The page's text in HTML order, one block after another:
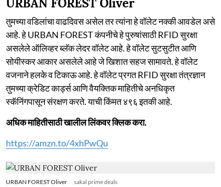
तुमच्या वडिलांचा वाढदिवस असेल तर त्यांना हे वॉलेट नक्की आवडेल असे
आहे. हे URBAN FOREST कंपनीचे हे पुरुषांसाठी RFID सुरक्षा
असलेले ऑलिव्हर ब्लॅक लेदर वॉलेट आहे. हे वॉलेट सुटसुटीत आणि
सोयीस्कर आकार असलेले आहे जे खिशात सहज सामावते. हे वॉलेट
वजनाने हलके व टिकाऊ आहे. हे वॉलेट प्रगत RFID सुरक्षा तंत्रज्ञान
तुमच्या क्रेडिट कार्ड्स आणि वैयक्तिक माहितीचे अनधिकृत
स्कॅनिंगपासून संरक्षण करते. याची किंमत ४९६ इतकी आहे.
अधिक माहितीसाठी खालील लिंकवर क्लिक करा.
https://amzn.to/4xhPwQu
URBAN FOREST Oliver sakal prime deals